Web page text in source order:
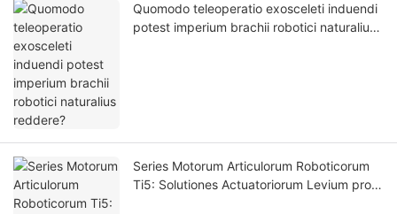
Quomodo teleoperatio exosceleti induendi
potest imperium brachii robotici naturalius
Series Motorum Articulorum Roboticorum
Ti5: Solutiones Actuatoriorum Levium pro